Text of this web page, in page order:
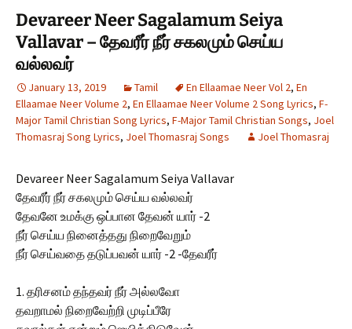
Devareer Neer Sagalamum Seiya
Vallavar – தேவரீர் நீர் சகலமும் செய்ய
வல்லவர்
January 13, 2019 Tamil En Ellaamae Neer Vol 2, En
Ellaamae Neer Volume 2, En Ellaamae Neer Volume 2 Song Lyrics, F-
Major Tamil Christian Song Lyrics, F-Major Tamil Christian Songs, Joel
Thomasraj Song Lyrics, Joel Thomasraj Songs Joel Thomasraj
Devareer Neer Sagalamum Seiya Vallavar
தேவரீர் நீர் சகலமும் செய்ய வல்லவர்
தேவனே உமக்கு ஒப்பான தேவன் யார் -2
நீர் செய்ய நினைத்தது நிறைவேறும்
நீர் செய்வதை தடுப்பவன் யார் -2 -தேவரீர்
1. தரிசனம் தந்தவர் நீர் அல்லவோ
தவறாமல் நிறைவேற்றி முடிப்பீரே